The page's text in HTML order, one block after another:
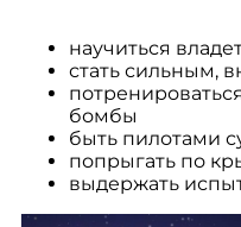
научиться
стать сильным,
бомбы
быть пилотами
попрыгать по
выдержать